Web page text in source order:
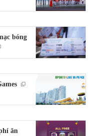
bóng
ăn